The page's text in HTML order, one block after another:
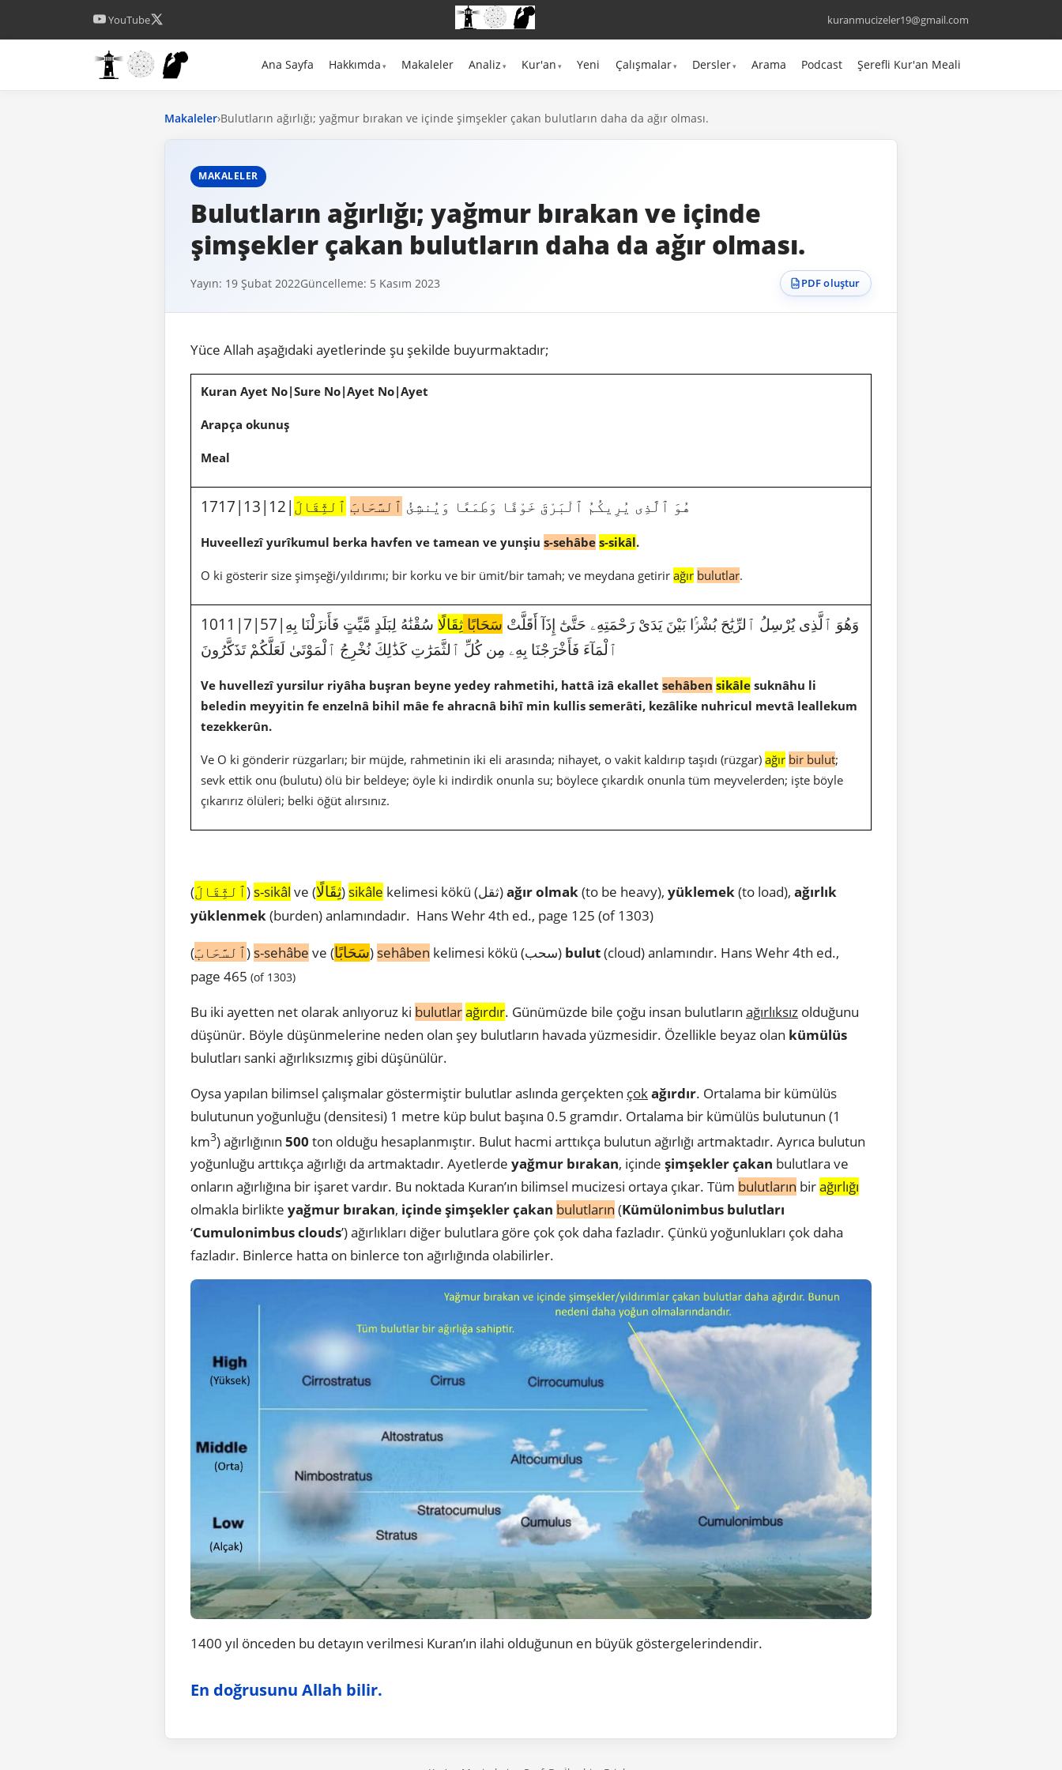
YouTube kuranmucizeler19@gmail.com
Ana Sayfa Hakkımda Makaleler Analiz Kur'an Yeni Çalışmalar Dersler Arama Podcast Şerefli Kur'an Meali
Makaleler›Bulutların ağırlığı; yağmur bırakan ve içinde şimşekler çakan bulutların daha da ağır olması.
MAKALELER
Bulutların ağırlığı; yağmur bırakan ve içinde
şimşekler çakan bulutların daha da ağır olması.
Yayın: 19 Şubat 2022Güncelleme: 5 Kasım 2023 PDF oluştur
Yüce Allah aşağıdaki ayetlerinde şu şekilde buyurmaktadır;
Kuran Ayet No|Sure No|Ayet No|Ayet
Arapça okunuş
Meal
1717|13|12|هُوَ ٱلَّذِى يُرِيكُمُ ٱلْبَرْقَ خَوْفًا وَطَمَعًا وَيُنشِئُ ٱلسَّحَابَ ٱلثِّقَالَ
Huveellezî yurîkumul berka havfen ve tamean ve yunşiu s-sehâbe s-sikâl.
O ki gösterir size şimşeği/yıldırımı; bir korku ve bir ümit/bir tamah; ve meydana getirir ağır bulutlar.
1011|7|57|وَهُوَ ٱلَّذِى يُرْسِلُ ٱلرِّيَٰحَ بُشْرًۢا بَيْنَ يَدَىْ رَحْمَتِهِۦ حَتَّىٰٓ إِذَآ أَقَلَّتْ سَحَابًا ثِقَالًا سُقْنَٰهُ لِبَلَدٍ مَّيِّتٍ فَأَنزَلْنَا بِهِ
ٱلْمَآءَ فَأَخْرَجْنَا بِهِۦ مِن كُلِّ ٱلثَّمَرَٰتِ كَذَٰلِكَ نُخْرِجُ ٱلْمَوْتَىٰ لَعَلَّكُمْ تَذَكَّرُونَ
Ve huvellezî yursilur riyâha buşran beyne yedey rahmetihi, hattâ izâ ekallet sehâben sikâle suknâhu li
beledin meyyitin fe enzelnâ bihil mâe fe ahracnâ bihî min kullis semerâti, kezâlike nuhricul mevtâ leallekum
tezekkerûn.
Ve O ki gönderir rüzgarları; bir müjde, rahmetinin iki eli arasında; nihayet, o vakit kaldırıp taşıdı (rüzgar) ağır bir bulut;
sevk ettik onu (bulutu) ölü bir beldeye; öyle ki indirdik onunla su; böylece çıkardık onunla tüm meyvelerden; işte böyle
çıkarırız ölüleri; belki öğüt alırsınız.
(ٱلثِّقَالَ) s-sikâl ve (ثِقَالًا) sikâle kelimesi kökü (ثقل)ağır olmak(to be heavy), yüklemek(to load), ağırlık
yüklenmek(burden) anlamındadır. Hans Wehr 4th ed., page 125 (of 1303)
(ٱلسَّحَابَ) s-sehâbe ve (سَحَابًا) sehâben kelimesi kökü (سحب) bulut(cloud) anlamındır. Hans Wehr 4th ed.,
page 465 (of 1303)
Bu iki ayetten net olarak anlıyoruz ki bulutlarağırdır. Günümüzde bile çoğu insan bulutların ağırlıksız olduğunu
düşünür. Böyle düşünmelerine neden olan şey bulutların havada yüzmesidir. Özellikle beyaz olan kümülüs
bulutları sanki ağırlıksızmış gibi düşünülür.
Oysa yapılan bilimsel çalışmalar göstermiştir bulutlar aslında gerçekten çokağırdır. Ortalama bir kümülüs
bulutunun yoğunluğu (densitesi) 1 metre küp bulut başına 0.5 gramdır. Ortalama bir kümülüs bulutunun (1
km3) ağırlığının 500 ton olduğu hesaplanmıştır. Bulut hacmi arttıkça bulutun ağırlığı artmaktadır. Ayrıca bulutun
yoğunluğu arttıkça ağırlığı da artmaktadır. Ayetlerde yağmur bırakan, içinde şimşekler çakan bulutlara ve
onların ağırlığına bir işaret vardır. Bu noktada Kuran’ın bilimsel mucizesi ortaya çıkar. Tüm bulutların birağırlığı
olmakla birlikte yağmur bırakan, içinde şimşekler çakan bulutların (Kümülonimbus bulutları
‘Cumulonimbus clouds’) ağırlıkları diğer bulutlara göre çok çok daha fazladır. Çünkü yoğunlukları çok daha
fazladır. Binlerce hatta on binlerce ton ağırlığında olabilirler.
1400 yıl önceden bu detayın verilmesi Kuran’ın ilahi olduğunun en büyük göstergelerindendir.
En doğrusunu Allah bilir.